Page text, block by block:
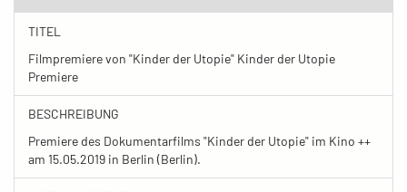
TITEL
Filmpremiere von "Kinder der Utopie" Kinder der Utopie
Premiere
BESCHREIBUNG
Premiere des Dokumentarfilms "Kinder der Utopie" im Kino ++
am 15.05.2019 in Berlin (Berlin).